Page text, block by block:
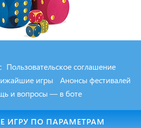
ИГРУ ПО ПАРАМЕТРАМ
Пользовательское соглашение
игры
Анонсы фестивалей
и вопросы — в боте